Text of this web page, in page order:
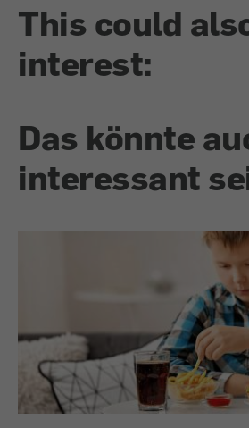
This could
interest:
Das könnte
interessant